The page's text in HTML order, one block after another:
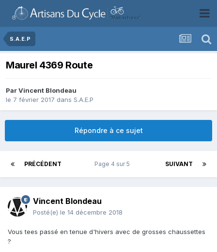
S.A.E.P
Maurel 4369 Route
ParVincent Blondeau
le 7 février 2017 dans S.A.E.P
Répondre à ce sujet
PRÉCÉDENT SUIVANT
Page 4 sur 5
Vincent Blondeau
Posté(e) le 14 décembre 2018
Vous tees passé en tenue d'hivers avec de grosses chaussettes
?